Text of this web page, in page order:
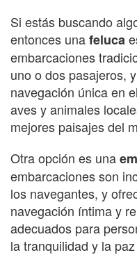
Si estás buscando
entonces unafeluca
embarcaciones
uno o dos pasajeros,
navegación única en
aves y animales
mejores paisajes del
Otra opción es una
embarcaciones son
los navegantes, y
navegación íntima y
adecuados para
la tranquilidad y la